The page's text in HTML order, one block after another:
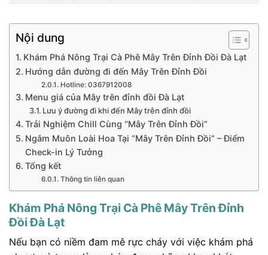
Nội dung
Khám Phá Nông Trại Cà Phê Mây Trên Đỉnh Đồi Đà Lạt
Hướng dẫn đường đi đến Mây Trên Đỉnh Đồi
Hotline: 0367912008
Menu giá của Mây trên đỉnh đồi Đà Lạt
Lưu ý đường đi khi đến Mây trên đỉnh đồi
Trải Nghiệm Chill Cùng “Mây Trên Đỉnh Đồi“
Ngắm Muôn Loài Hoa Tại “Mây Trên Đỉnh Đồi“ – Điểm
Check-in Lý Tưởng
Tổng kết
Thông tin liên quan
Khám Phá Nông Trại Cà Phê Mây Trên Đỉnh
Đồi Đà Lạt
Nếu bạn có niềm đam mê rực cháy với việc khám phá